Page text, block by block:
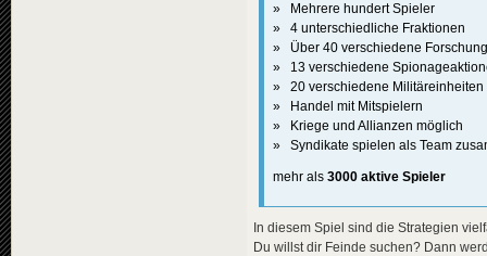
» Mehrere hundert Spieler
» 4 unterschiedliche Fraktionen
» Über 40 verschiedene
» 13 verschiedene
» 20 verschiedene Militäreinheiten
» Handel mit Mitspielern
» Kriege und Allianzen möglich
» Syndikate spielen als Team
mehr als 3000 aktive Spieler
In diesem Spiel sind die Strategien
Du willst dir Feinde suchen? Dann